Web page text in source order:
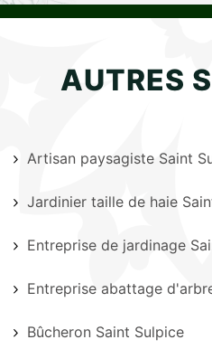
AUTRES
Artisan paysagiste Saint
Jardinier taille de haie
Entreprise de jardinage
Entreprise abattage
Bûcheron Saint Sulpice